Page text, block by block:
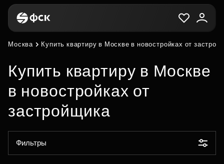
Москва Купить квартиру в Москве в новостройках от
Купить квартиру в Москве
в новостройках от
застройщика
Фильтры